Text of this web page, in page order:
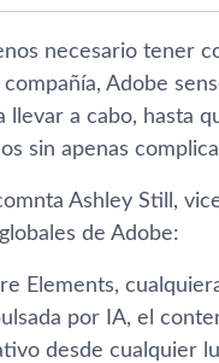
necesario tener
compañía, Adobe
llevar a cabo, hasta
sin apenas
Ashley Still,
de Adobe:
Elements,
por IA, el
desde cualquier